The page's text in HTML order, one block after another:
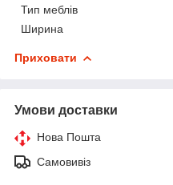
Тип меблів
Ширина
Приховати
Умови доставки
Нова Пошта
Самовивіз